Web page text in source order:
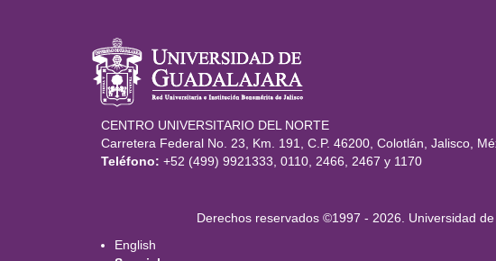
Información del portal
CENTRO UNIVERSITARIO DEL NORTE
Carretera Federal No. 23, Km. 191, C.P. 46200, Colotlán, Jalisco,
Teléfono: +52 (499) 9921333, 0110, 2466, 2467 y 1170
DerechosDerechos reservados ©1997 - 2026. Universidad
English